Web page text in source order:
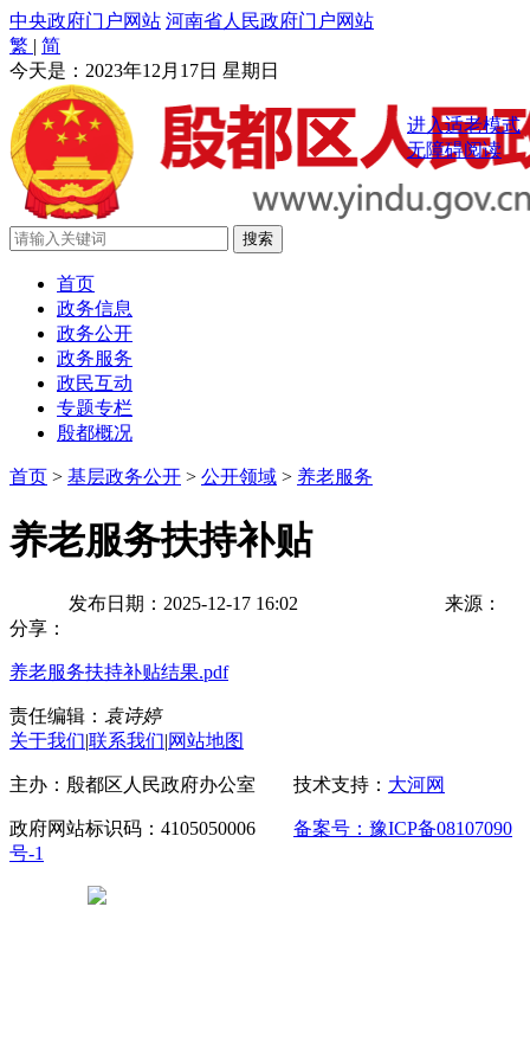
中央政府门户网站 河南省人民政府门户网站
繁 | 简
今天是： 2023年12月17日 星期日
进入适老模式
无障碍阅读
首页
政务信息
政务公开
政务服务
政民互动
专题专栏
殷都概况
首页 > 基层政务公开 > 公开领域 > 养老服务
养老服务扶持补贴
发布日期：2025-12-17 16:02
来源：
分享：
养老服务扶持补贴结果.pdf
责任编辑： 袁诗婷
关于我们|联系我们|网站地图
主办：殷都区人民政府办公室 技术支持： 大河网
政府网站标识码：4105050006 备案号：豫ICP备08107090
号-1